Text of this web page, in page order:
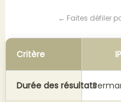
← Faites défiler
Critère
Durée des résultats